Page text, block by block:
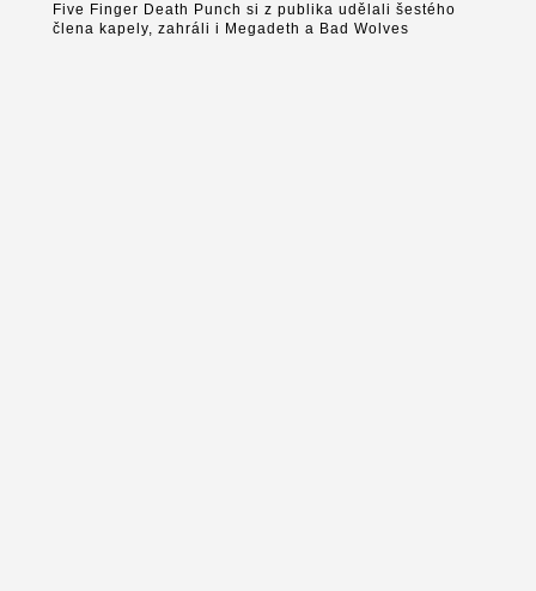
Five Finger Death Punch si z publika udělali šestého
člena kapely, zahráli i Megadeth a Bad Wolves